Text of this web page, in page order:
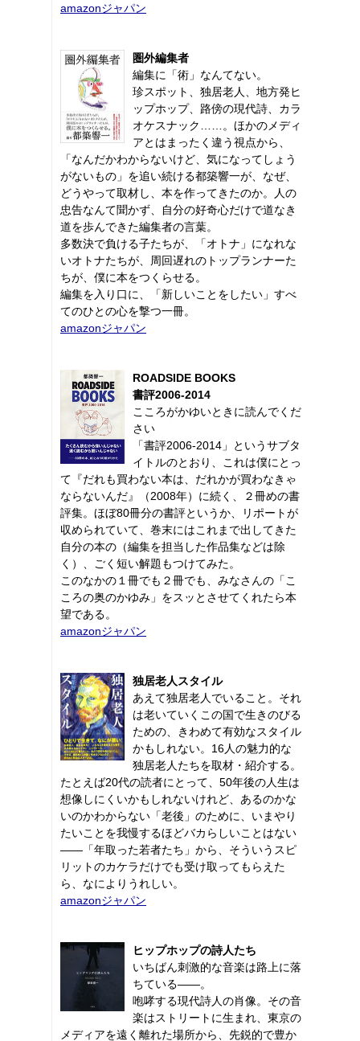
amazonジャパン
圏外編集者
編集に「術」なんてない。
珍スポット、独居老人、地方発ヒ
ップホップ、路傍の現代詩、カラ
オケスナック……。ほかのメディ
アとはまったく違う視点から、
「なんだかわからないけど、気になってしょう
がないもの」を追い続ける都築響一が、なぜ、
どうやって取材し、本を作ってきたのか。人の
忠告なんて聞かず、自分の好奇心だけで道なき
道を歩んできた編集者の言葉。
多数決で負ける子たちが、「オトナ」になれな
いオトナたちが、周回遅れのトップランナーた
ちが、僕に本をつくらせる。
編集を入り口に、「新しいことをしたい」すべ
てのひとの心を撃つ一冊。
amazonジャパン
ROADSIDE BOOKS
書評2006-2014
こころがかゆいときに読んでくだ
さい
「書評2006-2014」というサブタ
イトルのとおり、これは僕にとっ
て『だれも買わない本は、だれかが買わなきゃ
ならないんだ』（2008年）に続く、２冊めの書
評集。ほぼ80冊分の書評というか、リポートが
収められていて、巻末にはこれまで出してきた
自分の本の（編集を担当した作品集などは除
く）、ごく短い解題もつけてみた。
このなかの１冊でも２冊でも、みなさんの「こ
ころの奥のかゆみ」をスッとさせてくれたら本
望である。
amazonジャパン
独居老人スタイル
あえて独居老人でいること。それ
は老いていくこの国で生きのびる
ための、きわめて有効なスタイル
かもしれない。16人の魅力的な
独居老人たちを取材・紹介する。
たとえば20代の読者にとって、50年後の人生は
想像しにくいかもしれないけれど、あるのかな
いのかわからない「老後」のために、いまやり
たいことを我慢するほどバカらしいことはない
――「年取った若者たち」から、そういうスピ
リットのカケラだけでも受け取ってもらえた
ら、なによりうれしい。
amazonジャパン
ヒップホップの詩人たち
いちばん刺激的な音楽は路上に落
ちている――。
咆哮する現代詩人の肖像。その音
楽はストリートに生まれ、東京の
メディアを遠く離れた場所から、先鋭的で豊か